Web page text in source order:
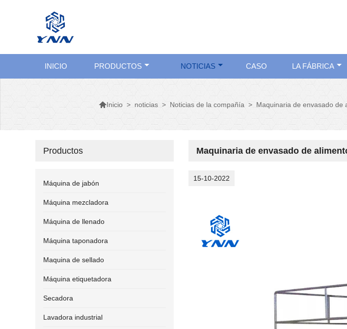
INICIO PRODUCTOS NOTICIAS CASO LA FÁBRICA
Inicio > noticias > Noticias de la compañía > Maquinaria de envasado de
Maquinaria de envasado de
15-10-2022
Productos
Máquina de jabón
Máquina mezcladora
Máquina de llenado
Máquina taponadora
Maquina de sellado
Máquina etiquetadora
Secadora
Lavadora industrial